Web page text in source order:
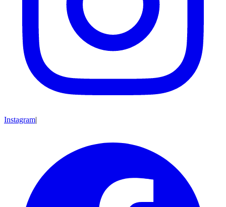
Instagram|